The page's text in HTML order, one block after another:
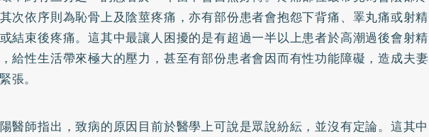
次依序則為恥骨上及陰莖疼痛，亦有部份患者會抱怨下背痛、睪丸痛或射精
結束後疼痛。這其中最讓人困擾的是有超過一半以上患者於高潮過後會射精
給性生活帶來極大的壓力，甚至有部份患者會因而有性功能障礙 ，造成夫妻
張。
醫師指出，致病的原因目前於醫學上可說是眾說紛紜，並沒有定論。這其中